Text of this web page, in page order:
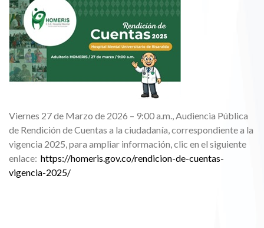
Viernes 27 de Marzo de 2026 – 9:00 a.m., Audiencia Pública
de Rendición de Cuentas a la ciudadanía, correspondiente a la
vigencia 2025, para ampliar información, clic en el siguiente
enlace: https://homeris.gov.co/rendicion-de-cuentas-
vigencia-2025/